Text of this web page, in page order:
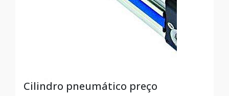
Cilindro pneumático preço